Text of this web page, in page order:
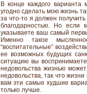
В конце каждого варианта
угодно сделать мою жизнь
за что-то я должен
благодарностью. Но
указываете ваш самый
Именно такое
“воспитательные”
ее возможных будущих
ситуацию вы
недовольства жизнью
недовольства, так что
вам эти самые худшие
только лучше.